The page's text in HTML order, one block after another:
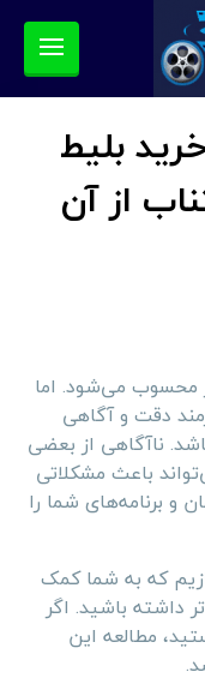
بلیط
از آن
محسوب می‌شود. اما
دقت و آگاهی
ناآگاهی از بعضی
باعث مشکلاتی
و برنامه‌های شما را
که به شما کمک
داشته باشید. اگر
مطالعه این